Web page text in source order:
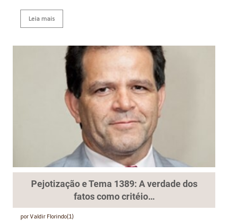
Leia mais
Pejotização e Tema 1389: A verdade dos
fatos como critéio…
por Valdir Florindo(1)